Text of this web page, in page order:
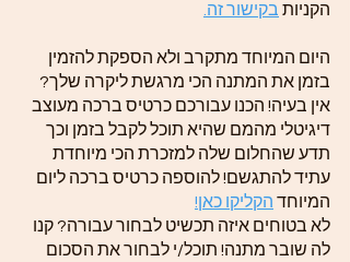
הקניות בקישור זה.
היום המיוחד מתקרב ולא הספקת להזמין
בזמן את המתנה הכי מרגשת ליקרה שלך?
אין בעיה! הכנו עבורכם כרטיס ברכה מעוצב
דיגיטלי מהמם שהיא תוכל לקבל בזמן וכך
תדע שהחלום שלה למזכרת הכי מיוחדת
עתיד להתגשם! להוספה כרטיס ברכה ליום
המיוחד הקליקו כאן!
לא בטוחים איזה תכשיט לבחור עבורה? קנו
לה שובר מתנה! תוכל/י לבחור את הסכום